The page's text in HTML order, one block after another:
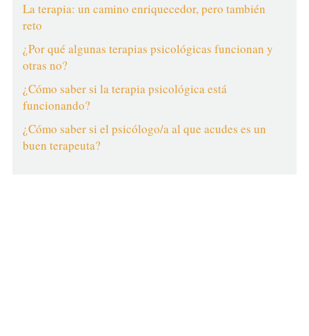
La terapia: un camino enriquecedor, pero también
reto
¿Por qué algunas terapias psicológicas funcionan y
otras no?
¿Cómo saber si la terapia psicológica está
funcionando?
¿Cómo saber si el psicólogo/a al que acudes es un
buen terapeuta?